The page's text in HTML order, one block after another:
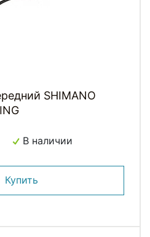
SHIMANO
В наличии
Купить